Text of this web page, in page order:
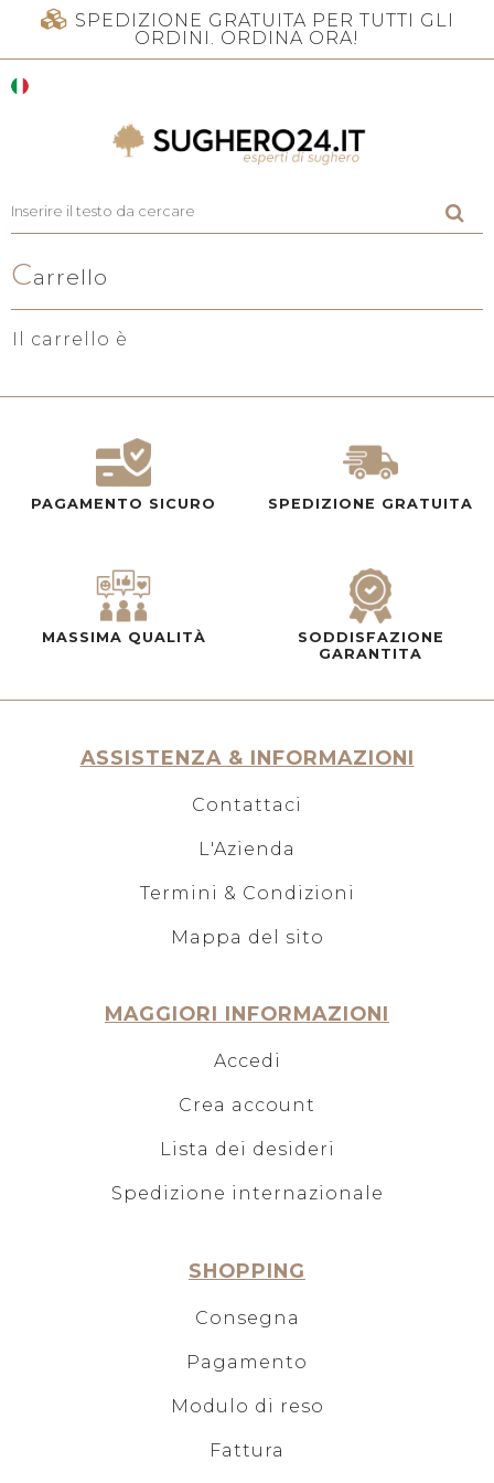
SPEDIZIONE GRATUITA PER TUTTI GLI
ORDINI. ORDINA ORA!
Carrello
Il carrello è
PAGAMENTO SICURO SPEDIZIONE GRATUITA
MASSIMA QUALITÀ
SODDISFAZIONE
GARANTITA
ASSISTENZA & INFORMAZIONI
Contattaci
L'Azienda
Termini & Condizioni
Mappa del sito
MAGGIORI INFORMAZIONI
Accedi
Crea account
Lista dei desideri
Spedizione internazionale
SHOPPING
Consegna
Pagamento
Modulo di reso
Fattura